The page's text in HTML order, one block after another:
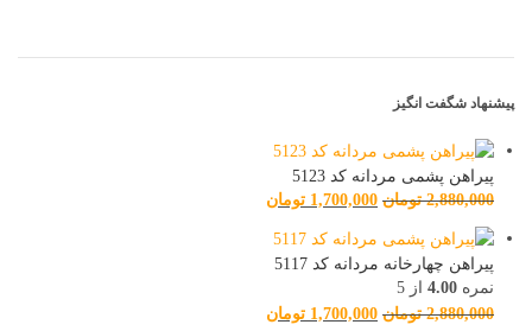
پیشنهاد شگفت انگیز
پیراهن پشمی مردانه کد 5123
2,880,000 تومان 1,700,000 تومان
پیراهن چهارخانه مردانه کد 5117
نمره 4.00 از 5
2,880,000 تومان 1,700,000 تومان